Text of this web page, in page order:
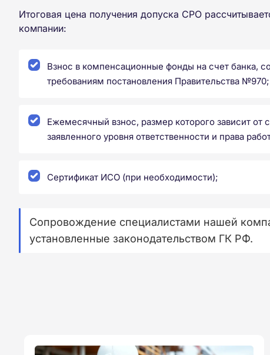
Итоговая цена получения допуска СРО
компании:
Взнос в компенсационные фонды на счет банка,
требованиям постановления Правительства №970;
Ежемесячный взнос, размер которого зависит от
заявленного уровня ответственности и права
Сертификат ИСО (при необходимости);
Сопровождение специалистами нашей
установленные законодательством ГК РФ.⁠